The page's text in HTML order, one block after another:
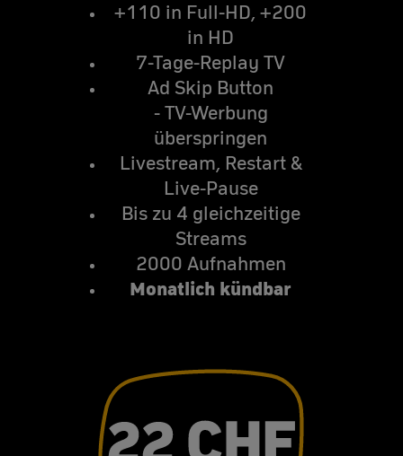
+110 in Full-HD, +200
in HD
7-Tage-Replay TV
Ad Skip Button
- TV-Werbung
überspringen
Livestream, Restart &
Live-Pause
Bis zu 4 gleichzeitige
Streams
2000 Aufnahmen
Monatlich kündbar